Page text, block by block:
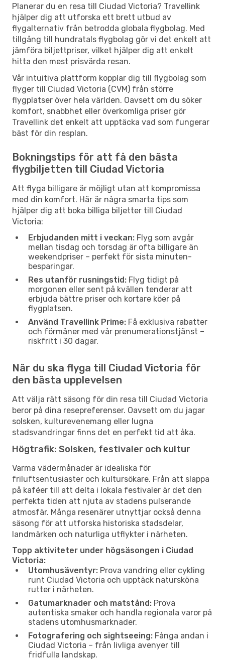
Planerar du en resa till Ciudad Victoria? Travellink
hjälper dig att utforska ett brett utbud av
flygalternativ från betrodda globala flygbolag. Med
tillgång till hundratals flygbolag gör vi det enkelt att
jämföra biljettpriser, vilket hjälper dig att enkelt
hitta den mest prisvärda resan.
Vår intuitiva plattform kopplar dig till flygbolag som
flyger till Ciudad Victoria (CVM) från större
flygplatser över hela världen. Oavsett om du söker
komfort, snabbhet eller överkomliga priser gör
Travellink det enkelt att upptäcka vad som fungerar
bäst för din resplan.
Bokningstips för att få den bästa
flygbiljetten till Ciudad Victoria
Att flyga billigare är möjligt utan att kompromissa
med din komfort. Här är några smarta tips som
hjälper dig att boka billiga biljetter till Ciudad
Victoria:
Erbjudanden mitt i veckan: Flyg som avgår
mellan tisdag och torsdag är ofta billigare än
weekendpriser – perfekt för sista minuten-
besparingar.
Res utanför rusningstid: Flyg tidigt på
morgonen eller sent på kvällen tenderar att
erbjuda bättre priser och kortare köer på
flygplatsen.
Använd Travellink Prime: Få exklusiva rabatter
och förmåner med vår prenumerationstjänst –
riskfritt i 30 dagar.
När du ska flyga till Ciudad Victoria för
den bästa upplevelsen
Att välja rätt säsong för din resa till Ciudad Victoria
beror på dina resepreferenser. Oavsett om du jagar
solsken, kulturevenemang eller lugna
stadsvandringar finns det en perfekt tid att åka.
Högtrafik: Solsken, festivaler och kultur
Varma vädermånader är idealiska för
friluftsentusiaster och kultursökare. Från att slappa
på kaféer till att delta i lokala festivaler är det den
perfekta tiden att njuta av stadens pulserande
atmosfär. Många resenärer utnyttjar också denna
säsong för att utforska historiska stadsdelar,
landmärken och naturliga utflykter i närheten.
Topp aktiviteter under högsäsongen i Ciudad
Victoria:
Utomhusäventyr: Prova vandring eller cykling
runt Ciudad Victoria och upptäck natursköna
rutter i närheten.
Gatumarknader och matstånd: Prova
autentiska smaker och handla regionala varor på
stadens utomhusmarknader.
Fotografering och sightseeing: Fånga andan i
Ciudad Victoria – från livliga avenyer till
fridfulla landskap.